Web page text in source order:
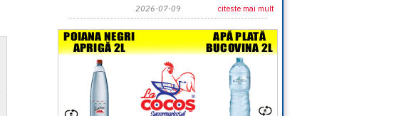
2026-07-09 citeste mai mult